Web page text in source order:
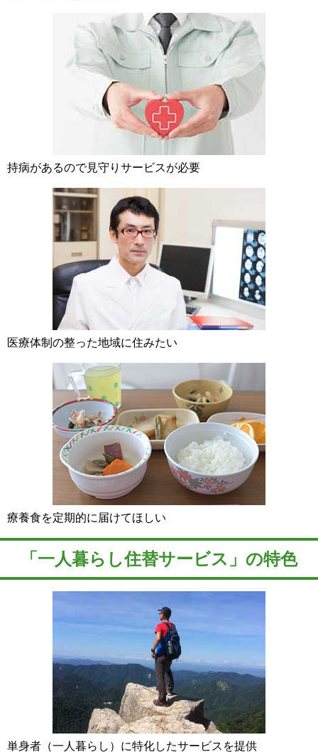
持病があるので見守りサービスが必要
医療体制の整った地域に住みたい
療養食を定期的に届けてほしい
「一人暮らし住替サービス」の特色
単身者（一人暮らし）に特化したサービスを提供